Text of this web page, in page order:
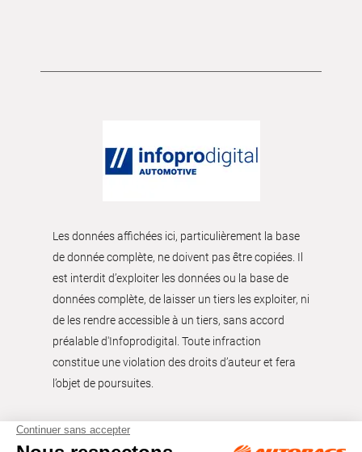
Les données affichées ici, particulièrement la base
de donnée complète, ne doivent pas être copiées. Il
est interdit d’exploiter les données ou la base de
données complète, de laisser un tiers les exploiter, ni
de les rendre accessible à un tiers, sans accord
préalable d'Infoprodigital. Toute infraction
constitue une violation des droits d’auteur et fera
l’objet de poursuites.